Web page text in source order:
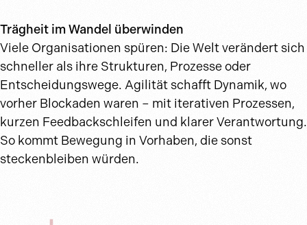
Trägheit im Wandel überwinden
Viele Organisationen spüren: Die Welt verändert sich
schneller als ihre Strukturen, Prozesse oder
Entscheidungswege. Agilität schafft Dynamik, wo
vorher Blockaden waren – mit iterativen Prozessen,
kurzen Feedbackschleifen und klarer Verantwortung.
So kommt Bewegung in Vorhaben, die sonst
steckenbleiben würden.